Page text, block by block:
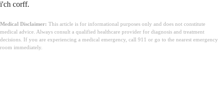
i'ch corff.
Medical Disclaimer: This article is for informational purposes only and does not constitute
medical advice. Always consult a qualified healthcare provider for diagnosis and treatment
decisions. If you are experiencing a medical emergency, call 911 or go to the nearest emergency
room immediately.